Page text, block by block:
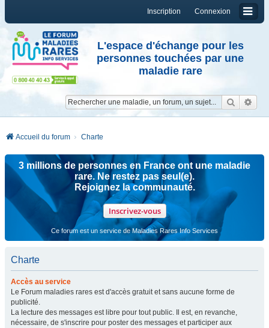
Connexion
Inscription
L'espace d'échange pour les
personnes touchées par une
maladie rare
Accueil du forum Charte
3 millions de personnes en France ont une maladie
rare. Ne restez pas seul(e).
Rejoignez la communauté.
Inscrivez-vous
Ce forum est un service de Maladies Rares Info Services
Charte
Accès au service
Le Forum maladies rares est d'accès gratuit et sans aucune forme de
publicité.
La lecture des messages est libre pour tout public. Il est, en revanche,
nécessaire, de s'inscrire pour poster des messages et participer aux